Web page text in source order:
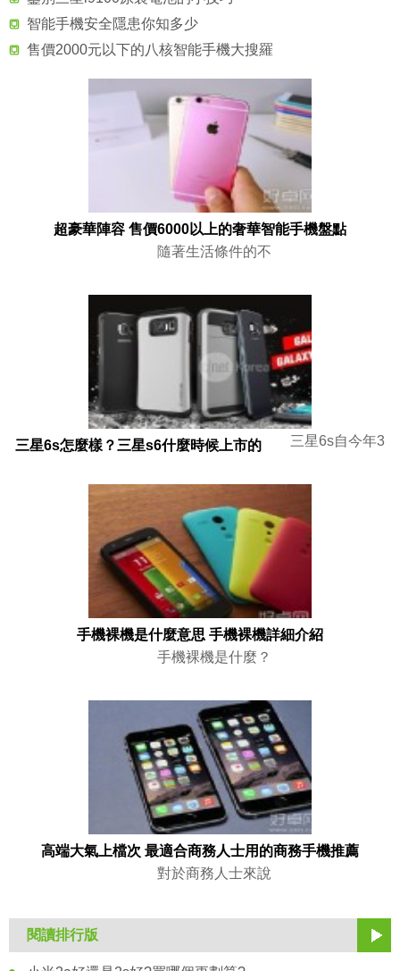
智能手機安全隱患你知多少
售價2000元以下的八核智能手機大搜羅
超豪華陣容 售價6000以上的奢華智能手機盤點
隨著生活條件的不
三星6s怎麼樣？三星s6什麼時候上市的 三星6s自今年3
手機裸機是什麼意思 手機裸機詳細介紹
手機裸機是什麼？
高端大氣上檔次 最適合商務人士用的商務手機推薦
對於商務人士來說
閱讀排行版